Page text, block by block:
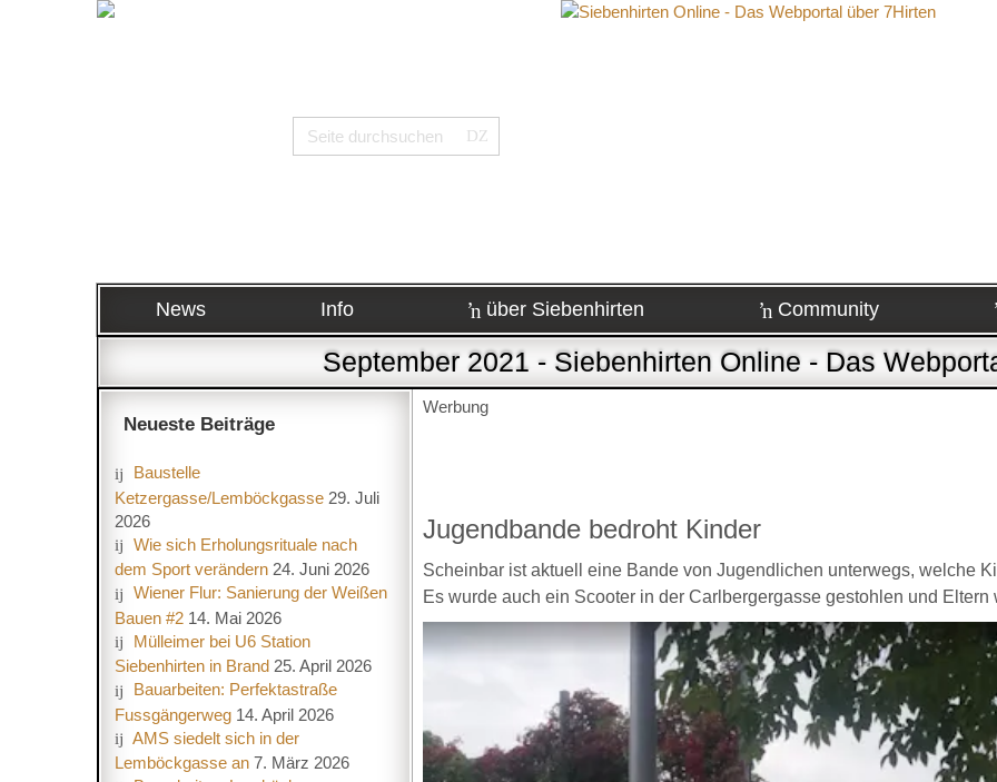
News Info über Siebenhirten Community
September 2021 - Siebenhirten Online - Das
Neueste Beiträge
Baustelle
Ketzergasse/Lemböckgasse 29. Juli
2026
Wie sich Erholungsrituale nach
dem Sport verändern 24. Juni 2026
Wiener Flur: Sanierung der Weißen
Bauen #2 14. Mai 2026
Mülleimer bei U6 Station
Siebenhirten in Brand 25. April 2026
Bauarbeiten: Perfektastraße
Fussgängerweg 14. April 2026
AMS siedelt sich in der
Lemböckgasse an 7. März 2026
Werbung
Jugendbande bedroht Kinder
Scheinbar ist aktuell eine Bande von Jugendlichen unterwegs, welche
Es wurde auch ein Scooter in der Carlbergergasse gestohlen und Eltern